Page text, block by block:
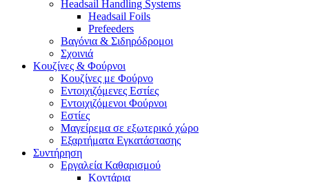
Headsail Handling Systems
Headsail Foils
Prefeeders
Βαγόνια & Σιδηρόδρομοι
Σχοινιά
Κουζίνες & Φούρνοι
Κουζίνες με Φούρνο
Εντοιχιζόμενες Εστίες
Εντοιχιζόμενοι Φούρνοι
Εστίες
Μαγείρεμα σε εξωτερικό χώρο
Εξαρτήματα Εγκατάστασης
Συντήρηση
Εργαλεία Καθαρισμού
Κοντάρια